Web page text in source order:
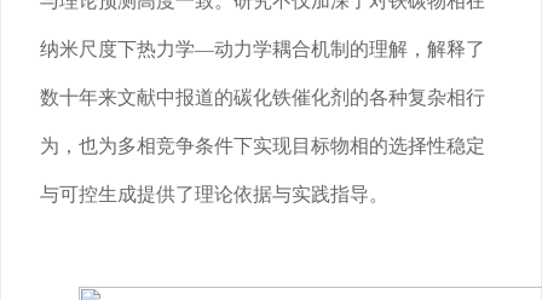
纳米尺度下热力学—动力学耦合机制的理解，解释了
数十年来文献中报道的碳化铁催化剂的各种复杂相行
为，也为多相竞争条件下实现目标物相的选择性稳定
与可控生成提供了理论依据与实践指导。